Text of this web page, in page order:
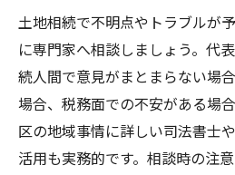
土地相続で不明点やトラブルが
に専門家へ相談しましょう。代
続人間で意見がまとまらない場
場合、税務面での不安がある場
区の地域事情に詳しい司法書士
活用も実務的です。相談時の注